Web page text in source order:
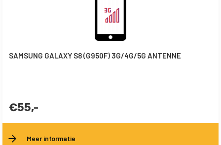
SAMSUNG GALAXY S8 (G950F) 3G/4G/5G ANTENNE
€55,-
Meer informatie